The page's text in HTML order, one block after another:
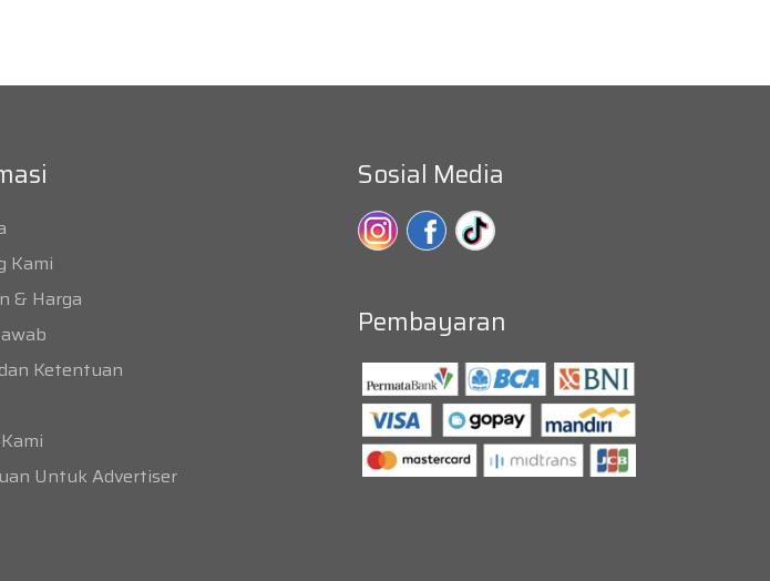
Kami
& Harga
Ketentuan
Untuk Advertiser
Sosial Media
Pembayaran